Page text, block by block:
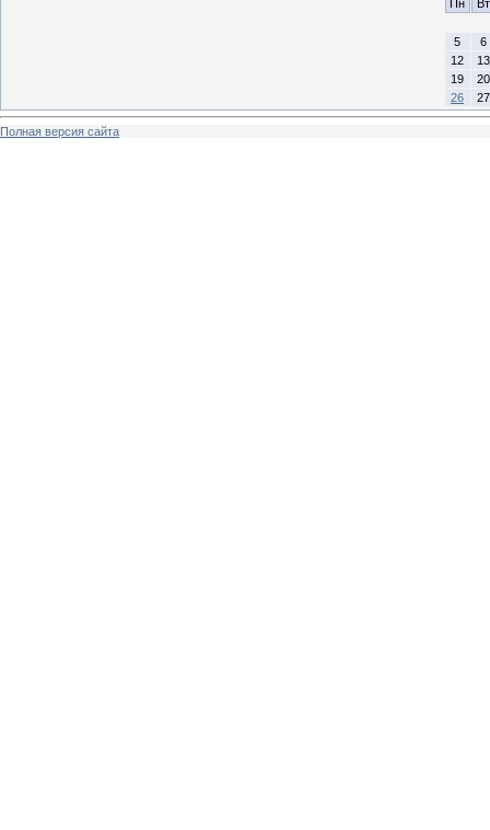
Пн Вт
5
6
12
13
19
20
26
27
Полная версия сайта